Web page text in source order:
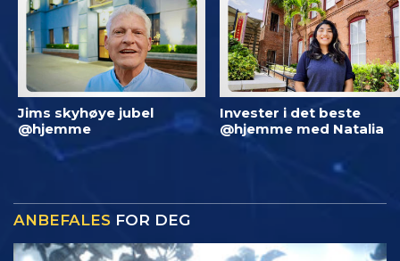
Jims skyhøye jubel
@hjemme
Invester i det beste
@hjemme med Natalia
ANBEFALES FOR DEG